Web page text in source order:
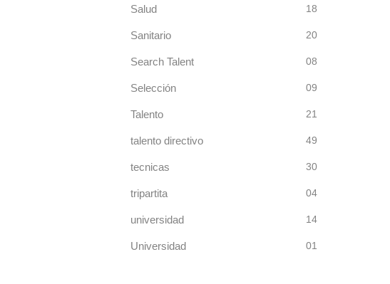
Salud 18
Sanitario 20
Search Talent 08
Selección 09
Talento 21
talento directivo 49
tecnicas 30
tripartita 04
universidad 14
Universidad 01